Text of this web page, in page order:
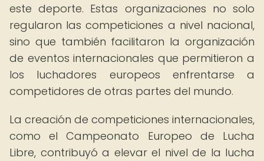
este deporte. Estas organizaciones no solo
regularon las competiciones a nivel nacional,
sino que también facilitaron la organización
de eventos internacionales que permitieron a
los luchadores europeos enfrentarse a
competidores de otras partes del mundo.
La creación de competiciones internacionales,
como el Campeonato Europeo de Lucha
Libre, contribuyó a elevar el nivel de la lucha